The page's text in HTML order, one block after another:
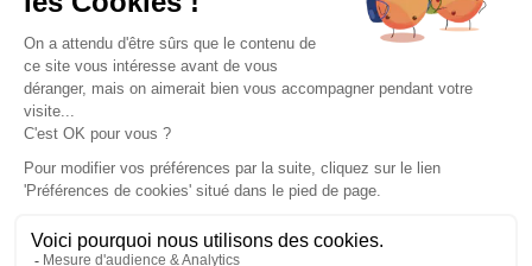
NOS PARTENAIRES OFFICIELS
INFORMATIONS ET CONDITIONS
Suivez-nous sur les réseaux sociaux